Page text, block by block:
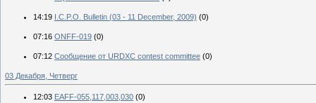
14:19 I.C.P.O. Bulletin (03 - 11 December, 2009) (0)
07:16 ONFF-019 (0)
07:12 Cообщение от URDXC contest committee (0)
03 Декабря, Четверг
12:03 EAFF-055,117,003,030 (0)